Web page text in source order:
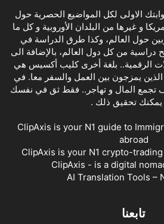
الاولى لكل المواضيع الحصرية حول
و غيرها من البلدان الأوروبية و كل ما
حول العالم، وكذا طرق الدراسة في
من كل دول العالم، بالإضافة الى
الرقمية.. بلغة أخرى كليب أكسيس هي
الذين يمزجون بين العمل والسفر معا. في
تجمع المال و تهاجر.. فقط ثق في نفسك
يمكنك تحقيق ذلك .
ClipAxis is your N1 guide to
abroad
ClipAxis is your N1 crypto-
ClipAxis - is a digital
AI Translation Tools –
تابعنا